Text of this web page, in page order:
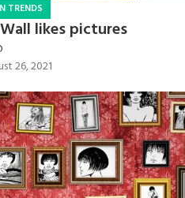
TRENDS
likes pictures
26, 2021